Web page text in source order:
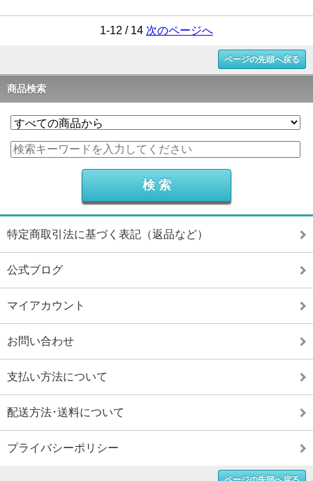
1-12 / 14 次のページへ
ページの先頭へ戻る
商品検索
特定商取引法に基づく表記（返品など）
公式ブログ
マイアカウント
お問い合わせ
支払い方法について
配送方法･送料について
プライバシーポリシー